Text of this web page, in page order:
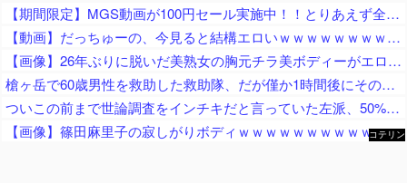
【期間限定】MGS動画が100円セール実施中！！とりあえず全部買うやろｗｗｗｗｗ
【動画】だっちゅーの、今見ると結構エロいｗｗｗｗｗｗｗｗｗｗｗ
【画像】26年ぶりに脱いだ美熟女の胸元チラ美ボディーがエロすぎるｗｗ
槍ヶ岳で60歳男性を救助した救助隊、だが僅か1時間後にその男性が所属していたPTから連絡があって……
ついこの前まで世論調査をインチキだと言っていた左派、50%を切った報道が出た途端に……
【画像】篠田麻里子の寂しがりボディｗｗｗｗｗｗｗｗｗｗｗｗｗｗｗｗｗｗｗ
コテリン